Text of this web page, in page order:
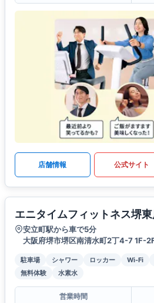
店舗情報 公式サイト
エニタイムフィットネス堺
安立町駅から車で5分
大阪府堺市堺区南清水町2丁4-7 1F-
駐車場 シャワー ロッカー Wi-Fi
無料体験
水素水
営業時間